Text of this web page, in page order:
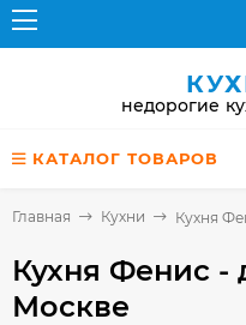
недорогие
КАТАЛОГ ТОВАРОВ
Главная Кухни Кухня
Кухня Фенис -
Москве